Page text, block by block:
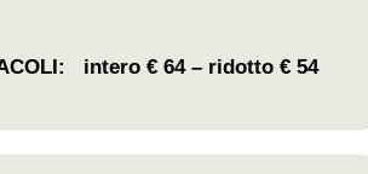
intero € 64 – ridotto € 54